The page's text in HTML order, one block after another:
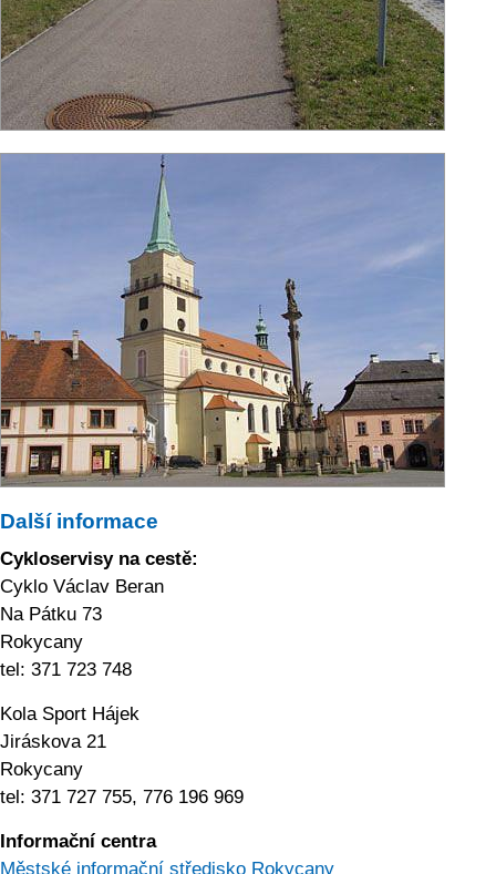
Další informace
Cykloservisy na cestě:
Cyklo Václav Beran
Na Pátku 73
Rokycany
tel: 371 723 748
Kola Sport Hájek
Jiráskova 21
Rokycany
tel: 371 727 755, 776 196 969
Informační centra
Městské informační středisko Rokycany